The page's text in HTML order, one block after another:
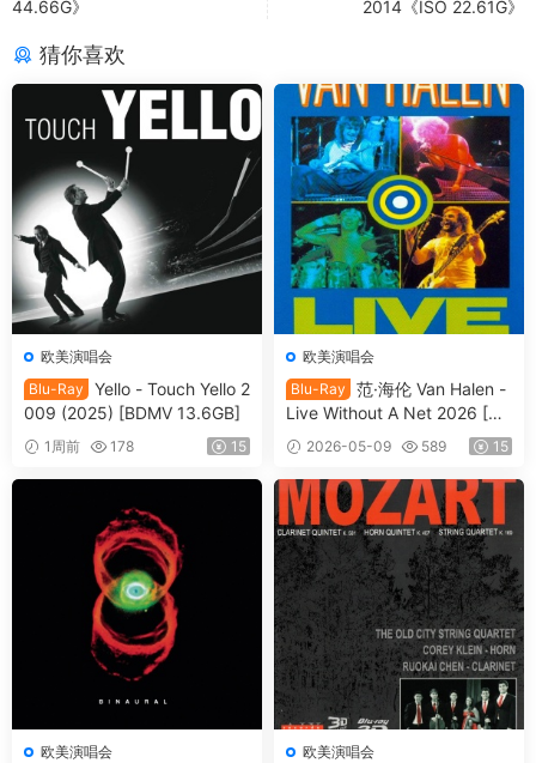
44.66G》
2014《ISO 22.61G》
猜你喜欢
欧美演唱会
Blu-Ray
Yello - Touch Yello 2
009 (2025) [BDMV 13.6GB]
1周前 178 15
欧美演唱会
Blu-Ray
范·海伦 Van Halen -
Live Without A Net 2026 [BD
ISO 13.2GB]
2026-05-09 589 15
欧美演唱会
欧美演唱会